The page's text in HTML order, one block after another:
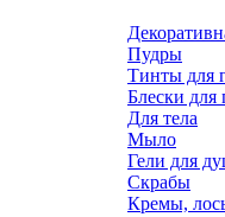
Пудры
Тинты для
Блески для
Для тела
Мыло
Гели для
Скрабы
Кремы,